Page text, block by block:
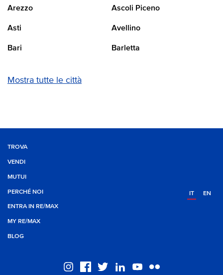
Arezzo Ascoli Piceno
Asti Avellino
Bari Barletta
Mostra tutte le città
TROVA
VENDI
MUTUI
PERCHÉ NOI
ENTRA IN RE/MAX
MY RE/MAX
BLOG
IT EN